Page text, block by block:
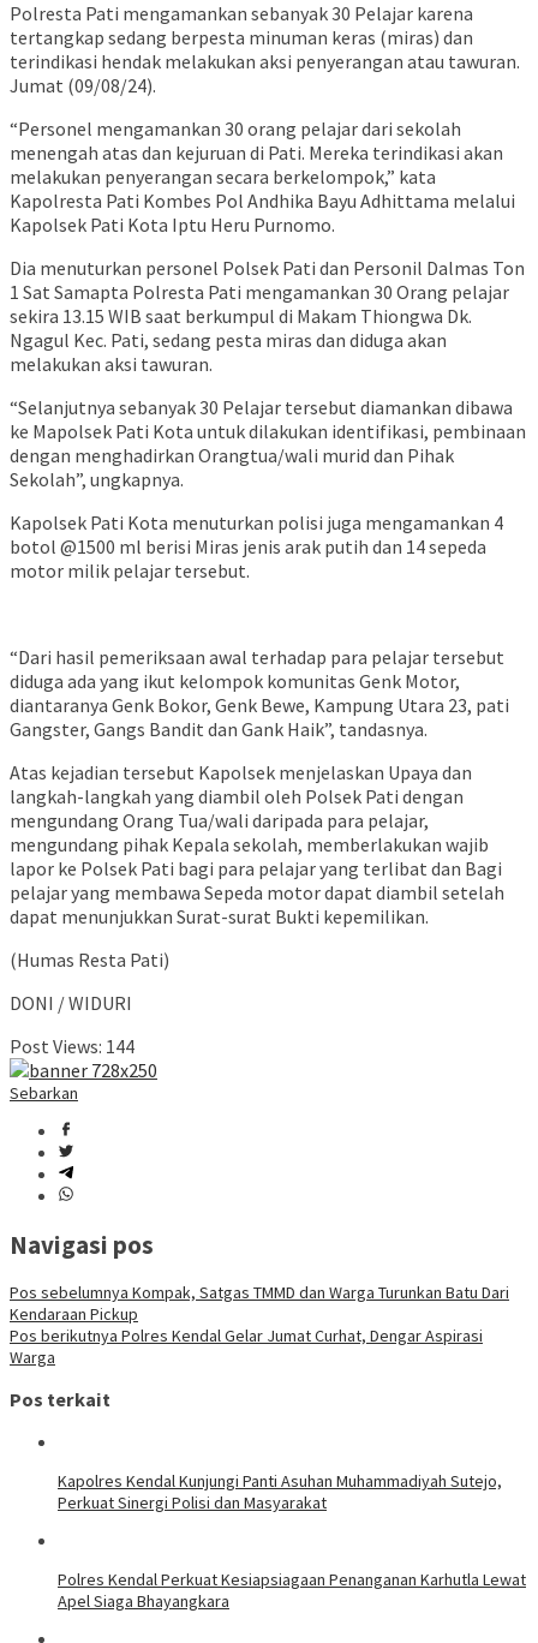
Polresta Pati mengamankan sebanyak 30 Pelajar karena
tertangkap sedang berpesta minuman keras (miras) dan
terindikasi hendak melakukan aksi penyerangan atau tawuran.
Jumat (09/08/24).
“Personel mengamankan 30 orang pelajar dari sekolah
menengah atas dan kejuruan di Pati. Mereka terindikasi akan
melakukan penyerangan secara berkelompok,” kata
Kapolresta Pati Kombes Pol Andhika Bayu Adhittama melalui
Kapolsek Pati Kota Iptu Heru Purnomo.
Dia menuturkan personel Polsek Pati dan Personil Dalmas Ton
1 Sat Samapta Polresta Pati mengamankan 30 Orang pelajar
sekira 13.15 WIB saat berkumpul di Makam Thiongwa Dk.
Ngagul Kec. Pati, sedang pesta miras dan diduga akan
melakukan aksi tawuran.
“Selanjutnya sebanyak 30 Pelajar tersebut diamankan dibawa
ke Mapolsek Pati Kota untuk dilakukan identifikasi, pembinaan
dengan menghadirkan Orangtua/wali murid dan Pihak
Sekolah”, ungkapnya.
Kapolsek Pati Kota menuturkan polisi juga mengamankan 4
botol @1500 ml berisi Miras jenis arak putih dan 14 sepeda
motor milik pelajar tersebut.
“Dari hasil pemeriksaan awal terhadap para pelajar tersebut
diduga ada yang ikut kelompok komunitas Genk Motor,
diantaranya Genk Bokor, Genk Bewe, Kampung Utara 23, pati
Gangster, Gangs Bandit dan Gank Haik”, tandasnya.
Atas kejadian tersebut Kapolsek menjelaskan Upaya dan
langkah-langkah yang diambil oleh Polsek Pati dengan
mengundang Orang Tua/wali daripada para pelajar,
mengundang pihak Kepala sekolah, memberlakukan wajib
lapor ke Polsek Pati bagi para pelajar yang terlibat dan Bagi
pelajar yang membawa Sepeda motor dapat diambil setelah
dapat menunjukkan Surat-surat Bukti kepemilikan.
(Humas Resta Pati)
DONI / WIDURI
Post Views: 144
Sebarkan
Navigasi pos
Pos sebelumnya Kompak, Satgas TMMD dan Warga Turunkan Batu Dari
Kendaraan Pickup
Pos berikutnya Polres Kendal Gelar Jumat Curhat, Dengar Aspirasi
Warga
Pos terkait
Kapolres Kendal Kunjungi Panti Asuhan Muhammadiyah Sutejo,
Perkuat Sinergi Polisi dan Masyarakat
Polres Kendal Perkuat Kesiapsiagaan Penanganan Karhutla Lewat
Apel Siaga Bhayangkara